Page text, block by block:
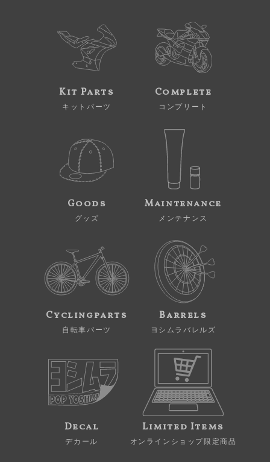
Kit Parts
キットパーツ
Complete
コンプリート
Goods
グッズ
Maintenance
メンテナンス
Cyclingparts
自転車パーツ
Barrels
ヨシムラバレルズ
Decal
デカール
Limited Items
オンラインショップ限定商品